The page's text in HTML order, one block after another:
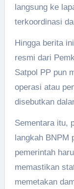
langsung ke
terkoordinasi
Hingga berita
resmi dari
Satpol PP pun
operasi atau
disebutkan
Sementara itu,
langkah BNPM
pemerintah
memastikan
memetakan